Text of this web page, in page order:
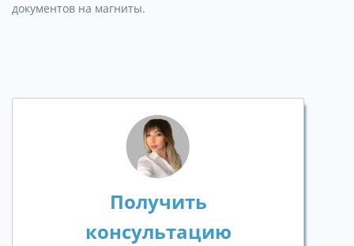
документов на магниты.
Получить
консультацию